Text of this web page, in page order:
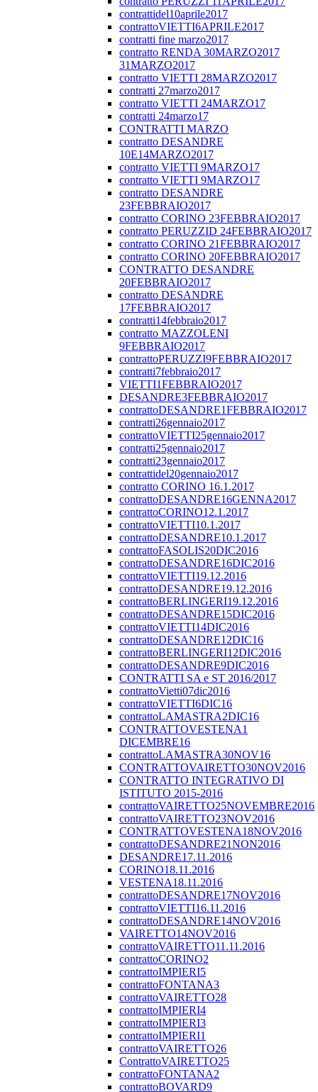
contrattidel10aprile2017
contrattoVIETTI6APRILE2017
contratti fine marzo2017
contratto RENDA 30MARZO2017
31MARZO2017
contratto VIETTI 28MARZO2017
contratti 27marzo2017
contratto VIETTI 24MARZO17
contratti 24marzo17
CONTRATTI MARZO
contratto DESANDRE
10E14MARZO2017
contratto VIETTI 9MARZO17
contratto VIETTI 9MARZO17
contratto DESANDRE
23FEBBRAIO2017
contratto CORINO 23FEBBRAIO2017
contratto PERUZZID 24FEBBRAIO2017
contratto CORINO 21FEBBRAIO2017
contratto CORINO 20FEBBRAIO2017
CONTRATTO DESANDRE
20FEBBRAIO2017
contratto DESANDRE
17FEBBRAIO2017
contratti14febbraio2017
contratto MAZZOLENI
9FEBBRAIO2017
contrattoPERUZZI9FEBBRAIO2017
contratti7febbraio2017
VIETTI1FEBBRAIO2017
DESANDRE3FEBBRAIO2017
contrattoDESANDRE1FEBBRAIO2017
contratti26gennaio2017
contrattoVIETTI25gennaio2017
contratti25gennaio2017
contratti23gennaio2017
contrattidel20gennaio2017
contratto CORINO 16.1.2017
contrattoDESANDRE16GENNA2017
contrattoCORINO12.1.2017
contrattoVIETTI10.1.2017
contrattoDESANDRE10.1.2017
contrattoFASOLIS20DIC2016
contrattoDESANDRE16DIC2016
contrattoVIETTI19.12.2016
contrattoDESANDRE19.12.2016
contrattoBERLINGERI19.12.2016
contrattoDESANDRE15DIC2016
contrattoVIETTI14DIC2016
contrattoDESANDRE12DIC16
contrattoBERLINGERI12DIC2016
contrattoDESANDRE9DIC2016
CONTRATTI SA e ST 2016/2017
contrattoVietti07dic2016
contrattoVIETTI6DIC16
contrattoLAMASTRA2DIC16
CONTRATTOVESTENA1
DICEMBRE16
contrattoLAMASTRA30NOV16
CONTRATTOVAIRETTO30NOV2016
CONTRATTO INTEGRATIVO DI
ISTITUTO 2015-2016
contrattoVAIRETTO25NOVEMBRE2016
contrattoVAIRETTO23NOV2016
CONTRATTOVESTENA18NOV2016
contrattoDESANDRE21NON2016
DESANDRE17.11.2016
CORINO18.11.2016
VESTENA18.11.2016
contrattoDESANDRE17NOV2016
contrattoVIETTI16.11.2016
contrattoDESANDRE14NOV2016
VAIRETTO14NOV2016
contrattoVAIRETTO11.11.2016
contrattoCORINO2
contrattoIMPIERI5
contrattoFONTANA3
contrattoVAIRETTO28
contrattoIMPIERI4
contrattoIMPIERI3
contrattoIMPIERI1
contrattoVAIRETTO26
ContrattoVAIRETTO25
contrattoFONTANA2
contrattoBOVARD9